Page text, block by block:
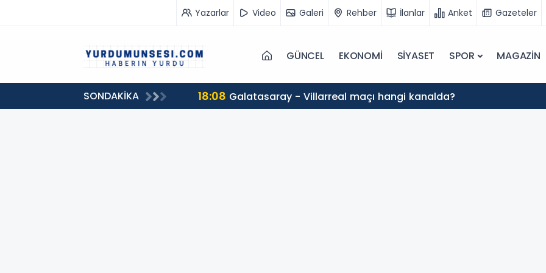
Yazarlar Video Galeri Rehber İlanlar Anket Gazeteler
GÜNCEL EKONOMİ SİYASET SPOR MAGAZİN
SONDAKİKA 18:08 Galatasaray - Villarreal maçı hangi kanalda?